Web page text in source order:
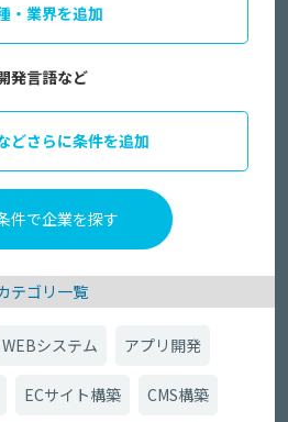
・業界を追加
発言語など
どさらに条件を追加
テゴリ一覧
WEBシステム アプリ開発
ECサイト構築 CMS構築